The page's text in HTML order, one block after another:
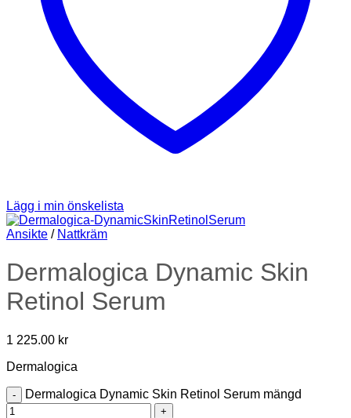
Lägg i min önskelista
Ansikte / Nattkräm
Dermalogica Dynamic Skin
Retinol Serum
1 225.00 kr
Dermalogica
Dermalogica Dynamic Skin Retinol Serum mängd